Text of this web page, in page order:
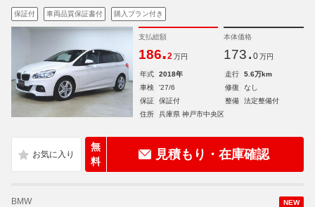
保証付 車両品質保証書付 購入プラン付き
支払総額
186.2 万円
本体価格
173. 0 万円
年式 2018年 走行
5.6万km
車検
'27/6 修復
なし
保証
保証付 整備
法定整備付
住所
兵庫県 神戸市中央区
無
料
見積もり・在庫確認
NEW
BMW